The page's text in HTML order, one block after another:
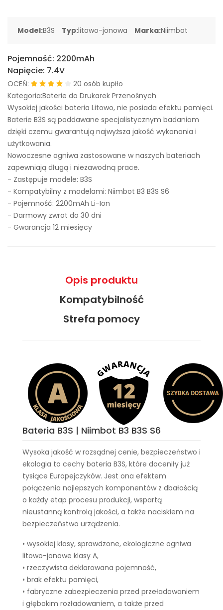
Model:B3S Typ:litowo-jonowa Marka:Niimbot
Pojemność: 2200mAh
Napięcie: 7.4V
OCEŃ:
20 osób kupiło
Kategoria:Baterie do Drukarek Przenośnych
Wysokiej jakości bateria Litowo, nie posiada efektu pamięci.
Baterie B3S są poddawane specjalistycznym badaniom
dzięki czemu gwarantują najwyższa jakość wykonania i
użytkowania.
Nowoczesne ogniwa zastosowane w naszych bateriach
zapewniają długą i niezawodną prace.
- Zastępuje modele: B3S
- Kompatybilny z modelami: Niimbot B3 B3S S6
- Pojemność: 2200mAh Li-Ion
- Darmowy zwrot do 30 dni
- Gwarancja 12 miesięcy
Opis produktu
Kompatybilność
Strefa pomocy
Bateria B3S | Niimbot B3 B3S S6
Wysoka jakość w rozsądnej cenie, bezpieczeństwo i
ekologia to cechy bateria B3S, które doceniły już
tysiące Europejczyków. Jest ona efektem
połączenia najlepszych komponentów z dbałością
o każdy etap procesu produkcji, wspartą
nieustanną kontrolą jakości, a także naciskiem na
bezpieczeństwo urządzenia.
• wysokiej klasy, sprawdzone, ekologiczne ogniwa
litowo-jonowe klasy A,
• rzeczywista deklarowana pojemność,
• brak efektu pamięci,
• fabryczne zabezpieczenia przed przeładowaniem
i głębokim rozładowaniem, a także przed